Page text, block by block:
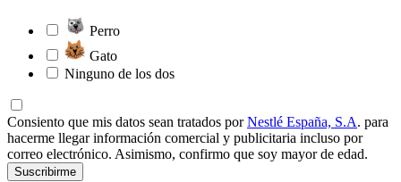
Perro
Gato
Ninguno de los dos
Consiento que mis datos sean tratados porNestlé España, S.A. para
hacerme llegar información comercial y publicitaria incluso por
correo electrónico. Asimismo, confirmo que soy mayor de edad.
Suscribirme